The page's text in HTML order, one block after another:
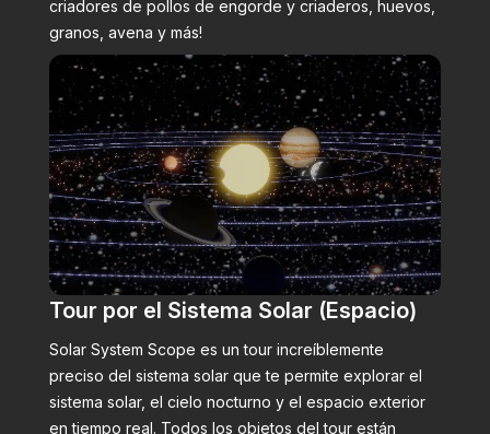
criadores de pollos de engorde y criaderos, huevos,
granos, avena y más!
Tour por el Sistema Solar (Espacio)
Solar System Scope es un tour increíblemente
preciso del sistema solar que te permite explorar el
sistema solar, el cielo nocturno y el espacio exterior
en tiempo real. Todos los objetos del tour están